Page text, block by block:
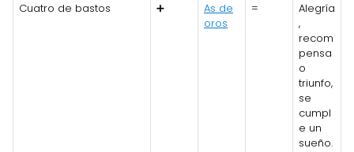
Cuatro de bastos ➕
As de
oros
=
Alegría
,
recom
pensa
o
triunfo,
se
cumpl
e un
sueño.